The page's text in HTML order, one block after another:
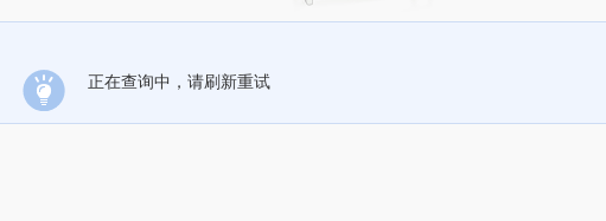
正在查询中，请刷新重试